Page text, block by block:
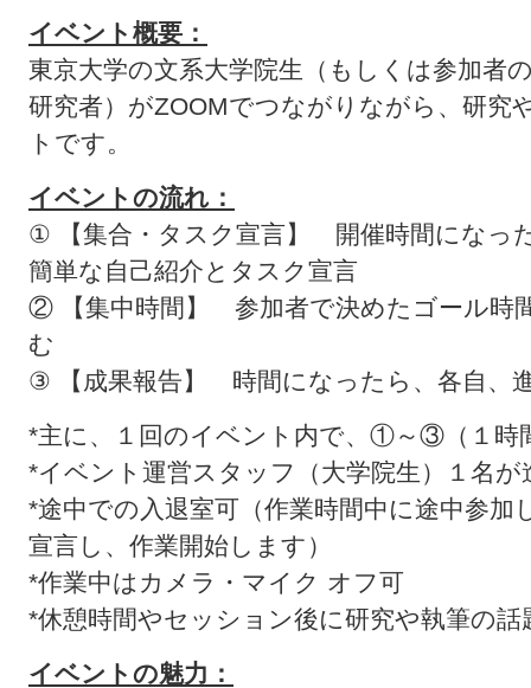
イベント概要：
東京大学の文系大学院生（もしくは参加者
研究者）がZOOMでつながりながら、研究
トです。
イベントの流れ：
① 【集合・タスク宣言】 開催時間になっ
簡単な自己紹介とタスク宣言
② 【集中時間】 参加者で決めたゴール時
む
③ 【成果報告】 時間になったら、各自、
*主に、１回のイベント内で、①～③（１時
*イベント運営スタッフ（大学院生）１名
*途中での入退室可（作業時間中に途中参
宣言し、作業開始します）
*作業中はカメラ・マイク オフ可
*休憩時間やセッション後に研究や執筆の
イベントの魅力：